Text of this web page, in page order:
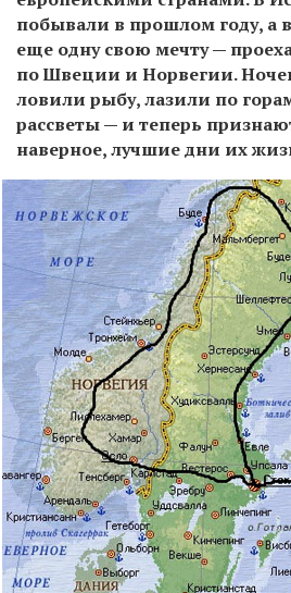
побывали в прошлом году, а
еще одну свою мечту —
по Швеции и Норвегии.
ловили рыбу, лазили по
рассветы — и теперь
наверное, лучшие дни их